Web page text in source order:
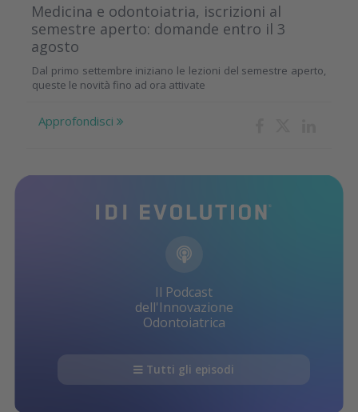
Medicina e odontoiatria, iscrizioni al
semestre aperto: domande entro il 3
agosto
Dal primo settembre iniziano le lezioni del semestre aperto,
queste le novità fino ad ora attivate
Approfondisci
Il Podcast
dell'Innovazione
Odontoiatrica
Tutti gli episodi